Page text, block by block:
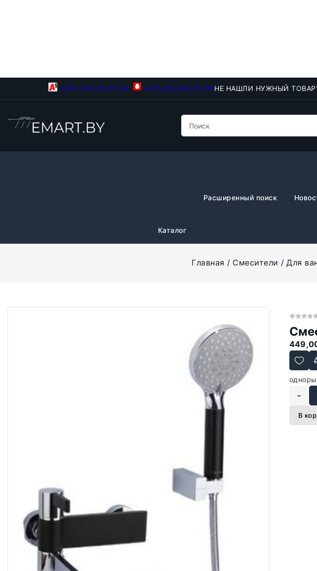
+375-29-118-21-34 +375-33-918-21-34НЕ НАШЛИ НУЖНЫЙ
Каталог
Расширенный поиск
Главная Смесители Для
-
В